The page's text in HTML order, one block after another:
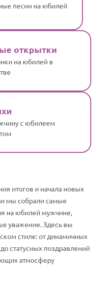
песни на юбилей
открытки
на юбилей в
с юбилеем
итогов и начала новых
мы собрали самые
на юбилей мужчине,
уважение. Здесь вы
стиле: от динамичных
статусных поздравлений
атмосферу